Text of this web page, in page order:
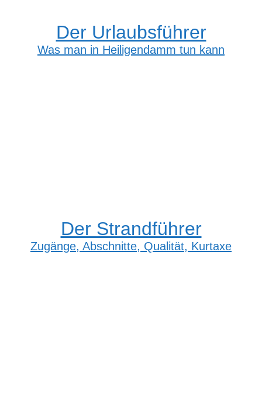
Der Urlaubsführer
Was man in Heiligendamm tun kann
Der Strandführer
Zugänge, Abschnitte, Qualität, Kurtaxe